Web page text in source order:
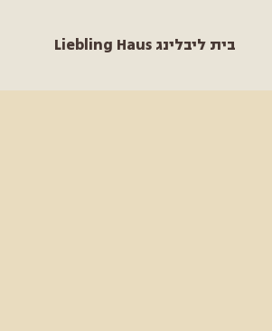
Liebling Haus בית ליבלינג